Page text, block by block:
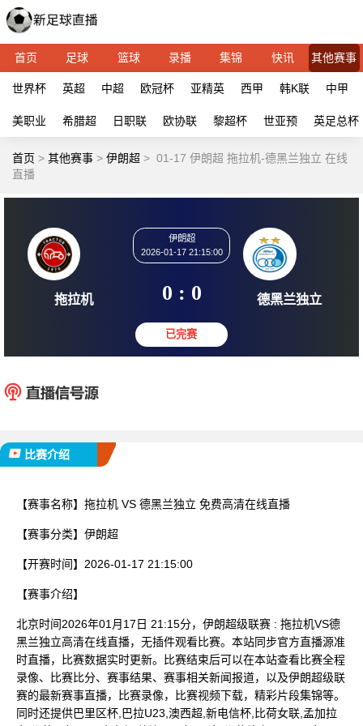
首页 足球 篮球 录播 集锦 快讯 其他赛事
世界杯 英超 中超 欧冠杯 亚精英 西甲 韩K联 中甲
美职业 希腊超 日职联 欧协联 黎超杯 世亚预 英足总杯
首页 > 其他赛事 > 伊朗超 > 01-17 伊朗超 拖拉机-德黑兰独立 在线
直播
2026-01-17 21:15:00
0 : 0
比赛介绍
【赛事名称】 拖拉机 VS 德黑兰独立 免费高清在线直播
【赛事分类】 伊朗超
【开赛时间】 2026-01-17 21:15:00
【赛事介绍】
北京时间2026年01月17日 21:15分，伊朗超级联赛 : 拖拉机VS德
黑兰独立高清在线直播，无插件观看比赛。本站同步官方直播源准
时直播，比赛数据实时更新。比赛结束后可以在本站查看比赛全程
录像、比赛比分、赛事结果、赛事相关新闻报道，以及伊朗超级联
赛的最新赛事直播，比赛录像，比赛视频下载，精彩片段集锦等。
同时还提供巴里区杯,巴拉U23,澳西超,新电信杯,比荷女联,孟加拉